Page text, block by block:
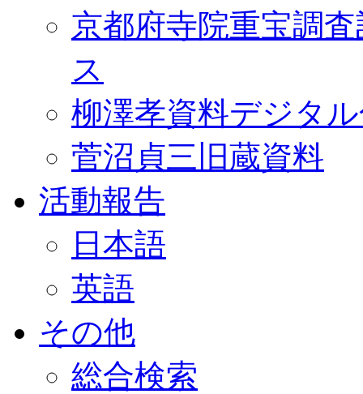
京都府寺院重宝調
ス
柳澤孝資料デジタ
菅沼貞三旧蔵資料
活動報告
日本語
英語
その他
総合検索